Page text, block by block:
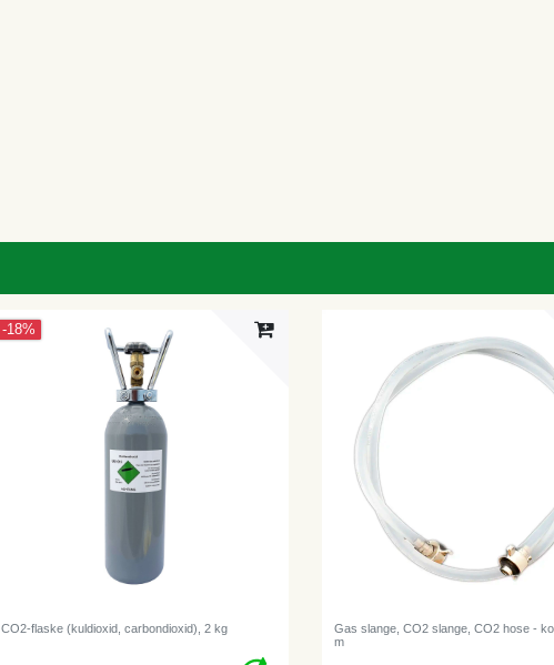
-18%
CO2-flaske (kuldioxid, carbondioxid), 2 kg
Gas slange, CO2 slange, CO2 hose -
m